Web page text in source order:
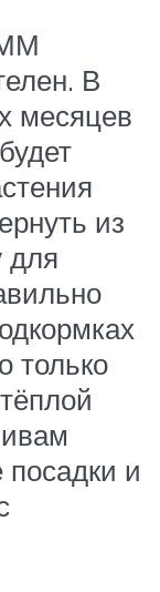
В
месяцев
из
для
только
посадки и